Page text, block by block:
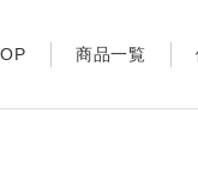
商品一覧